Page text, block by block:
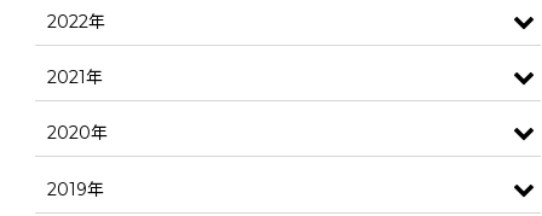
2022年
2021年
2020年
2019年